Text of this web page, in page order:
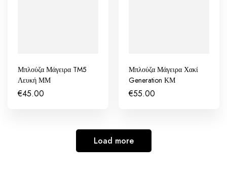
Μπλούζα Μάγειρα TM5
Λευκή ΜΜ
€45.00
Μπλούζα Μάγειρα Χακί
Generation ΚΜ
€55.00
Load more